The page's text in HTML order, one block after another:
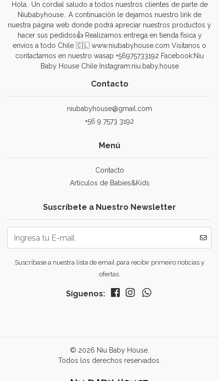
Hola.. Un cordial saludo a todos nuestros clientes de parte de
Niubabyhouse.. A continuación le dejamos nuestro link de
nuestra página web donde podrá apreciar nuestros productos y
hacer sus pedidos👍 Realizamos entrega en tienda física y
envíos a todo Chile 🇨🇱 www.niubabyhouse.com Visitanos o
contactamos en nuestro wasap +56975733192 Facebook:Niu
Baby House Chile Instagram:niu.baby.house
Contacto
niubabyhouse@gmail.com
+56 9 7573 3192
Menú
Contacto
Artículos de Babies&Kids
Suscríbete a Nuestro Newsletter
Suscríbase a nuestra lista de email para recibir primeiro noticias y
ofertas.
Síguenos:
© 2026 Niu Baby House.
Todos los derechos reservados.